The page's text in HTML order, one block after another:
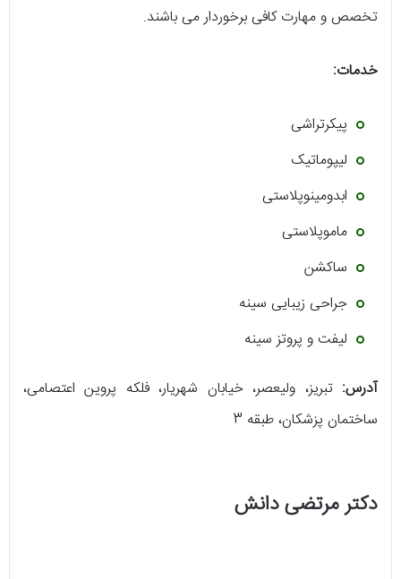
تخصص و مهارت کافی برخوردار می باشند.
خدمات:
پیکرتراشی
لیپوماتیک
ابدومینوپلاستی
ماموپلاستی
ساکشن
جراحی زیبایی سینه
لیفت و پروتز سینه
آدرس: تبریز، ولیعصر، خیابان شهریار، فلکه پروین اعتصامی،
ساختمان پزشکان، طبقه 3
دکتر مرتضی دانش